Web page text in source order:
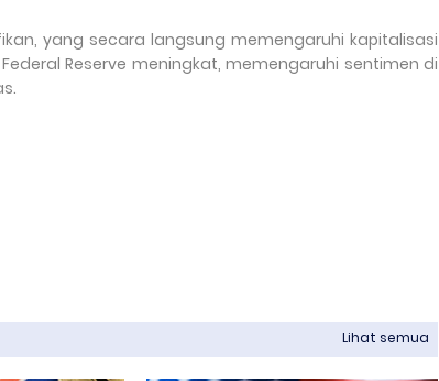
yang secara langsung memengaruhi kapitalisasi
Reserve meningkat, memengaruhi sentimen di
Lihat semua